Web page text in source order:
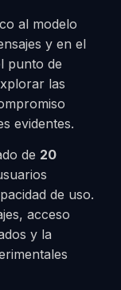
al modelo
y en el
punto de
las
evidentes.
de 20
de uso.
acceso
y la